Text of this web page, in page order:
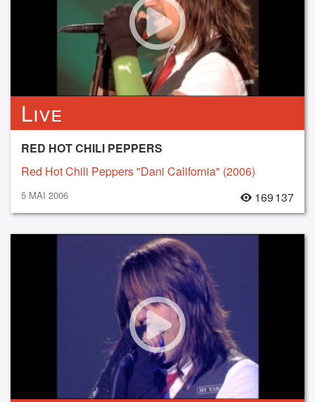
Live
RED HOT CHILI PEPPERS
Red Hot Chili Peppers "Dani California" (2006)
5 MAI 2006 169 137